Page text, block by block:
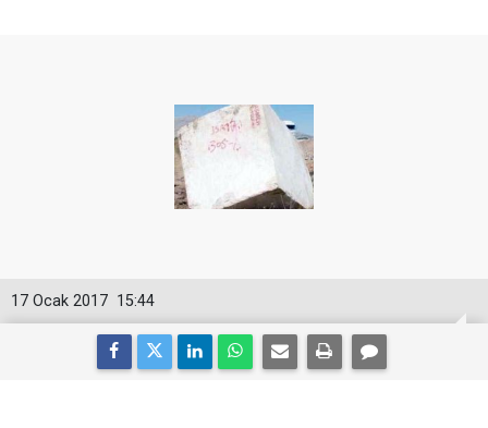
15:44
17 Ocak 2017